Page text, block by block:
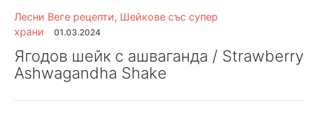
Лесни Веге рецепти, Шейкове със супер
храни
01.03.2024
Ягодов шейк с ашваганда / Strawberry
Ashwagandha Shake